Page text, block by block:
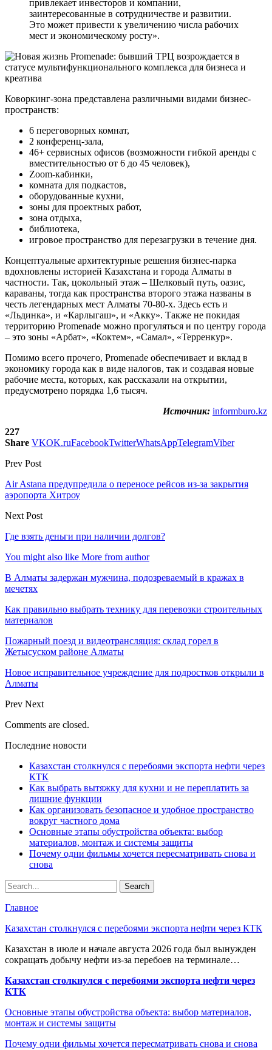
привлекает инвесторов и компании,
заинтересованные в сотрудничестве и развитии.
Это может привести к увеличению числа рабочих
мест и экономическому росту».
Коворкинг-зона представлена различными видами бизнес-
пространств:
6 переговорных комнат,
2 конференц-зала,
46+ сервисных офисов (возможности гибкой аренды с
вместительностью от 6 до 45 человек),
Zoom-кабинки,
комната для подкастов,
оборудованные кухни,
зоны для проектных работ,
зона отдыха,
библиотека,
игровое пространство для перезагрузки в течение дня.
Концептуальные архитектурные решения бизнес-парка
вдохновлены историей Казахстана и города Алматы в
частности. Так, цокольный этаж – Шелковый путь, оазис,
караваны, тогда как пространства второго этажа названы в
честь легендарных мест Алматы 70-80-х. Здесь есть и
«Льдинка», и «Карлыгаш», и «Акку». Также не покидая
территорию Promenade можно прогуляться и по центру города
– это зоны «Арбат», «Коктем», «Самал», «Терренкур».
Помимо всего прочего, Promenade обеспечивает и вклад в
экономику города как в виде налогов, так и создавая новые
рабочие места, которых, как рассказали на открытии,
предусмотрено порядка 1,6 тысяч.
Источник: informburo.kz
227
Share VKOK.ruFacebookTwitterWhatsAppTelegramViber
Prev Post
Air Astana предупредила о переносе рейсов из-за закрытия
аэропорта Хитроу
Next Post
Где взять деньги при наличии долгов?
You might also like More from author
В Алматы задержан мужчина, подозреваемый в кражах в
мечетях
Как правильно выбрать технику для перевозки строительных
материалов
Пожарный поезд и видеотрансляция: склад горел в
Жетысуском районе Алматы
Новое исправительное учреждение для подростков открыли в
Алматы
Prev Next
Comments are closed.
Последние новости
Казахстан столкнулся с перебоями экспорта нефти через
КТК
Как выбрать вытяжку для кухни и не переплатить за
лишние функции
Как организовать безопасное и удобное пространство
вокруг частного дома
Основные этапы обустройства объекта: выбор
материалов, монтаж и системы защиты
Почему одни фильмы хочется пересматривать снова и
снова
Главное
Казахстан столкнулся с перебоями экспорта нефти через КТК
Казахстан в июле и начале августа 2026 года был вынужден
сокращать добычу нефти из-за перебоев на терминале…
Казахстан столкнулся с перебоями экспорта нефти через
КТК
Основные этапы обустройства объекта: выбор материалов,
монтаж и системы защиты
Почему одни фильмы хочется пересматривать снова и снова